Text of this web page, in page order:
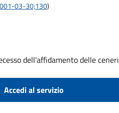
03-30;130)
dell'affidamento delle ceneri
Accedi al servizio